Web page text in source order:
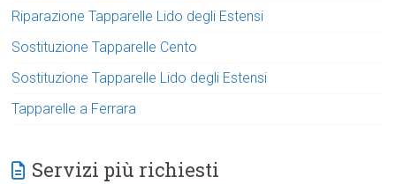
Riparazione Tapparelle Lido degli Estensi
Sostituzione Tapparelle Cento
Sostituzione Tapparelle Lido degli Estensi
Tapparelle a Ferrara
Servizi più richiesti